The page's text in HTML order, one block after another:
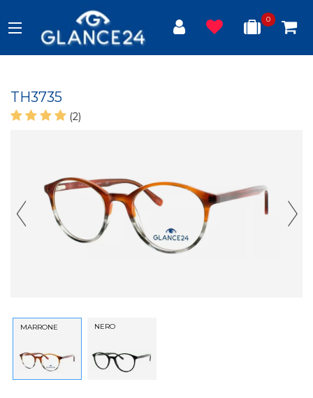
0
TH3735
(2)
Previous Slide
MARRONE NERO